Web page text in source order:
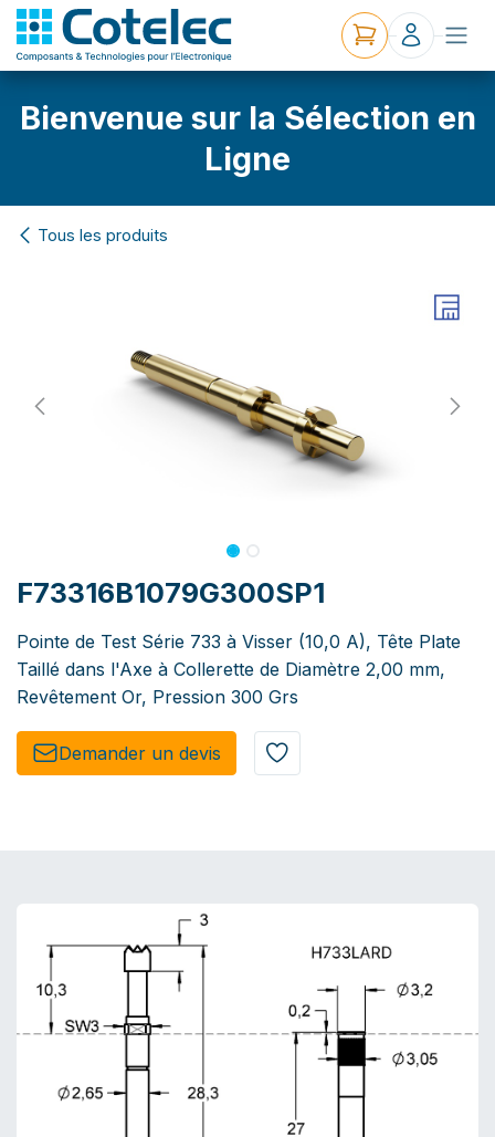
Bienvenue sur la Sélection en
Ligne
Tous les produits
F73316B1079G300SP1
Pointe de Test Série 733 à Visser (10,0 A), Tête Plate
Taillé dans l'Axe à Collerette de Diamètre 2,00 mm,
Revêtement Or, Pression 300 Grs
Demander un de​​vis​​